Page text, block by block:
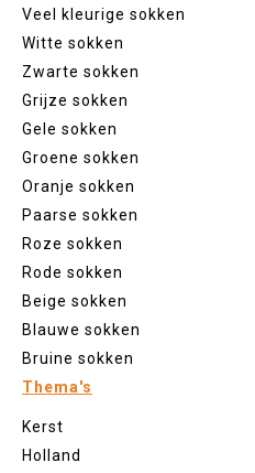
Veel kleurige sokken
Witte sokken
Zwarte sokken
Grijze sokken
Gele sokken
Groene sokken
Oranje sokken
Paarse sokken
Roze sokken
Rode sokken
Beige sokken
Blauwe sokken
Bruine sokken
Thema's
Kerst
Holland